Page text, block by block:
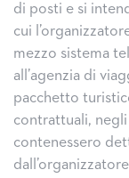
di posti e si
cui
mezzo sistema
all’agenzia di
pacchetto
contrattuali,
contenessero